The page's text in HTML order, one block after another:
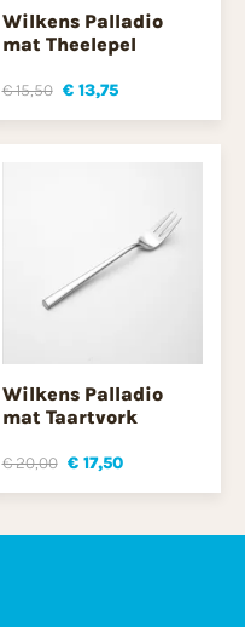
Wilkens Palladio
mat Theelepel
€ 15,50 € 13,75
Wilkens Palladio
mat Taartvork
€ 20,00 € 17,50